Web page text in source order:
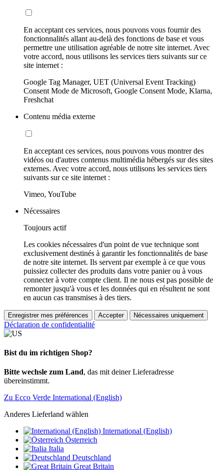
En acceptant ces services, nous pouvons vous fournir des
fonctionnalités allant au-delà des fonctions de base et vous
permettre une utilisation agréable de notre site internet. Avec
votre accord, nous utilisons les services tiers suivants sur ce
site internet :
Google Tag Manager, UET (Universal Event Tracking)
Consent Mode de Microsoft, Google Consent Mode, Klarna,
Freshchat
Contenu média externe
En acceptant ces services, nous pouvons vous montrer des
vidéos ou d'autres contenus multimédia hébergés sur des sites
externes. Avec votre accord, nous utilisons les services tiers
suivants sur ce site internet :
Vimeo, YouTube
Nécessaires
Toujours actif
Les cookies nécessaires d'un point de vue technique sont
exclusivement destinés à garantir les fonctionnalités de base
de notre site internet. Ils servent par exemple à ce que vous
puissiez collecter des produits dans votre panier ou à vous
connecter à votre compte client. Il ne nous est pas possible de
remonter jusqu'à vous et les données qui en résultent ne sont
en aucun cas transmises à des tiers.
Enregistrer mes préférences Accepter Nécessaires uniquement
Déclaration de confidentialité
Bist du im richtigen Shop?
Bitte wechsle zum Land, das mit deiner Lieferadresse
übereinstimmt.
Zu Ecco Verde International (English)
Anderes Lieferland wählen
International (English)
Österreich
Italia
Deutschland
Great Britain